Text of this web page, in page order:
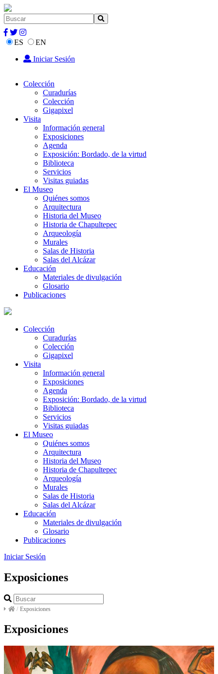
ES
EN
Iniciar Sesión
Colección
Curadurías
Colección
Gigapixel
Visita
Información general
Exposiciones
Agenda
Exposición: Bordado, de la virtud
Biblioteca
Servicios
Visitas guiadas
El Museo
Quiénes somos
Arquitectura
Historia del Museo
Historia de Chapultepec
Arqueología
Murales
Salas de Historia
Salas del Alcázar
Educación
Materiales de divulgación
Glosario
Publicaciones
Colección
Curadurías
Colección
Gigapixel
Visita
Información general
Exposiciones
Agenda
Exposición: Bordado, de la virtud
Biblioteca
Servicios
Visitas guiadas
El Museo
Quiénes somos
Arquitectura
Historia del Museo
Historia de Chapultepec
Arqueología
Murales
Salas de Historia
Salas del Alcázar
Educación
Materiales de divulgación
Glosario
Publicaciones
Iniciar Sesión
Exposiciones
/ Exposiciones
Exposiciones